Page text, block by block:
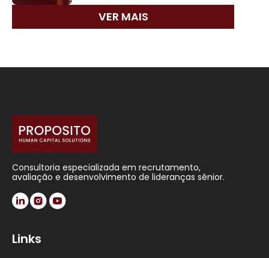
VER MAIS
Consultoria especializada em recrutamento,
avaliação e desenvolvimento de lideranças sênior.
Links